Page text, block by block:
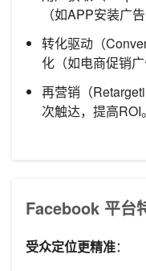
（如APP安装广告
转化驱动（
化（如电商促销广
再营销（
次触达，提高ROI。
Facebook 平台
受众定位更精准：